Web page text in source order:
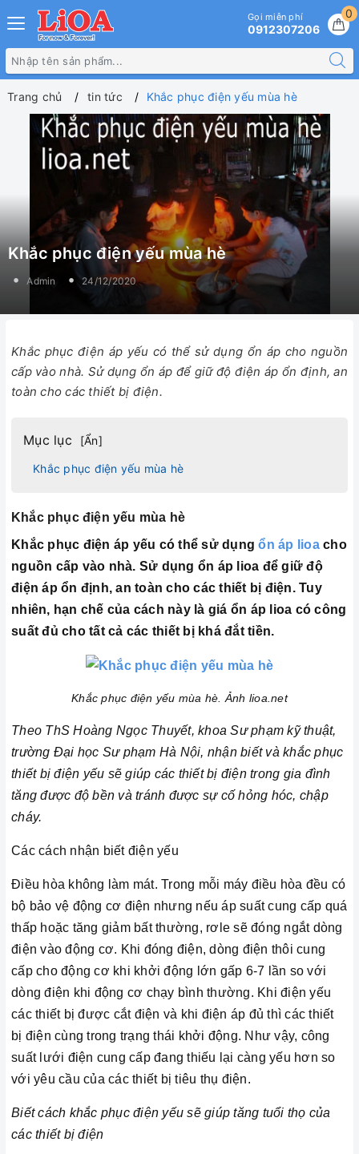
0
Gọi miễn phí
0912307206
Trang chủ tin tức Khắc phục điện yếu mùa hè
Khắc phục điện yếu mùa hè
Admin 24/12/2020
Khắc phục điện áp yếu có thể sử dụng ổn áp cho nguồn
cấp vào nhà. Sử dụng ổn áp để giữ độ điện áp ổn định, an
toàn cho các thiết bị điện.
Mục lục [Ẩn]
Khắc phục điện yếu mùa hè
Khắc phục điện yếu mùa hè
Khắc phục điện áp yếu có thể sử dụngổn áp lioacho
nguồn cấp vào nhà. Sử dụng ổn áp lioa để giữ độ
điện áp ổn định, an toàn cho các thiết bị điện. Tuy
nhiên, hạn chế của cách này là giá ổn áp lioa có công
suất đủ cho tất cả các thiết bị khá đắt tiền.
Khắc phục điện yếu mùa hè . Ảnh lioa.net
Theo ThS Hoàng Ngọc Thuyết, khoa Sư phạm kỹ thuật,
trường Đại học Sư phạm Hà Nội, nhận biết và khắc phục
thiết bị điện yếu sẽ giúp các thiết bị điện trong gia đình
tăng được độ bền và tránh được sự cố hỏng hóc, chập
cháy.
Các cách nhận biết điện yếu
Điều hòa không làm mát. Trong mỗi máy điều hòa đều có
bộ bảo vệ động cơ điện nhưng nếu áp suất cung cấp quá
thấp hoặc tăng giảm bất thường, rơle sẽ đóng ngắt dòng
điện vào động cơ. Khi đóng điện, dòng điện thôi cung
cấp cho động cơ khi khởi động lớn gấp 6-7 lần so với
dòng điện khi động cơ chạy bình thường. Khi điện yếu
các thiết bị được cắt điện và khi điện áp đủ thì các thiết
bị điện cùng trong trạng thái khởi động. Như vậy, công
suất lưới điện cung cấp đang thiếu lại càng yếu hơn so
với yêu cầu của các thiết bị tiêu thụ điện.
Biết cách khắc phục điện yếu sẽ giúp tăng tuổi thọ của
các thiết bị điện